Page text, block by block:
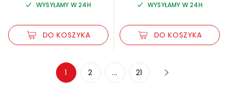
WYSYŁAMY W 24H
DO KOSZYKA
WYSYŁAMY W 24H
DO KOSZYKA
1 2 ... 21
Zmniejsz rozmiar czcionki